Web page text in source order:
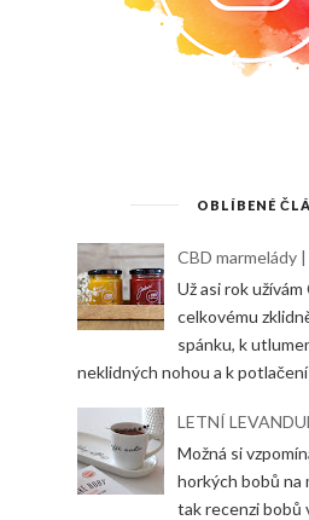
OBLÍBENÉ
CBD marmelády
Už asi rok
celkovému
spánku, k
neklidných nohou a k
LETNÍ
Možná si
horkých bobů na
tak recenzi bobů